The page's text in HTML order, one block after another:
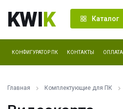
KWIK Каталог
КОНФИГУРАТОР ПК КОНТАКТЫ ОПЛАТА
Главная Комплектующие для ПК